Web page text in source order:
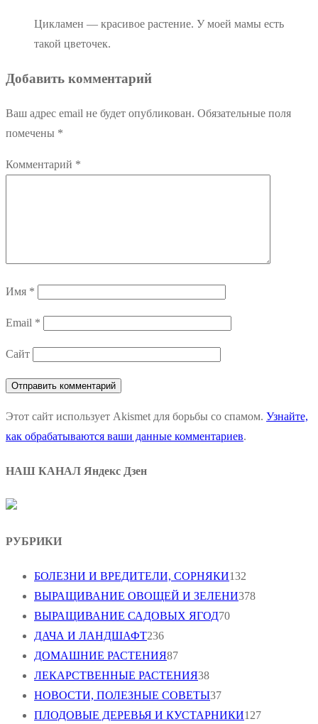
Цикламен — красивое растение. У моей мамы есть
такой цветочек.
Добавить комментарий
Ваш адрес email не будет опубликован. Обязательные поля
помечены *
Комментарий *
Имя *
Email *
Сайт
Этот сайт использует Akismet для борьбы со спамом. Узнайте,
как обрабатываются ваши данные комментариев.
НАШ КАНАЛ Яндекс Дзен
РУБРИКИ
БОЛЕЗНИ И ВРЕДИТЕЛИ, СОРНЯКИ132
ВЫРАЩИВАНИЕ ОВОЩЕЙ И ЗЕЛЕНИ378
ВЫРАЩИВАНИЕ САДОВЫХ ЯГОД70
ДАЧА И ЛАНДШАФТ236
ДОМАШНИЕ РАСТЕНИЯ87
ЛЕКАРСТВЕННЫЕ РАСТЕНИЯ38
НОВОСТИ, ПОЛЕЗНЫЕ СОВЕТЫ37
ПЛОДОВЫЕ ДЕРЕВЬЯ И КУСТАРНИКИ127